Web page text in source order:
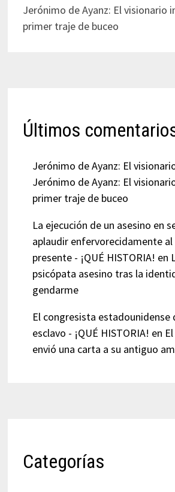
Jerónimo de Ayanz: El visionario
primer traje de buceo
Últimos
Jerónimo de Ayanz: El
Jerónimo de Ayanz: El
primer traje de buceo
La ejecución de un asesino en
aplaudir enfervorecidamente al
presente - ¡QUÉ HISTORIA! en
psicópata asesino tras la
gendarme
El congresista estadounidense
esclavo - ¡QUÉ HISTORIA! en
envió una carta a su antiguo
Categorías